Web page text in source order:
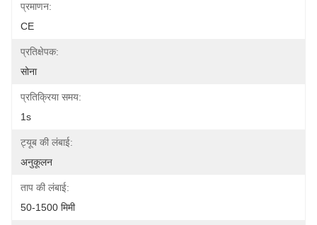
प्रमाणन:
CE
प्रतिक्षेपक:
सोना
प्रतिक्रिया समय:
1s
ट्यूब की लंबाई:
अनुकूलन
ताप की लंबाई:
50-1500 मिमी